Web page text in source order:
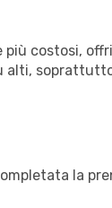
costosi,
alti,
la